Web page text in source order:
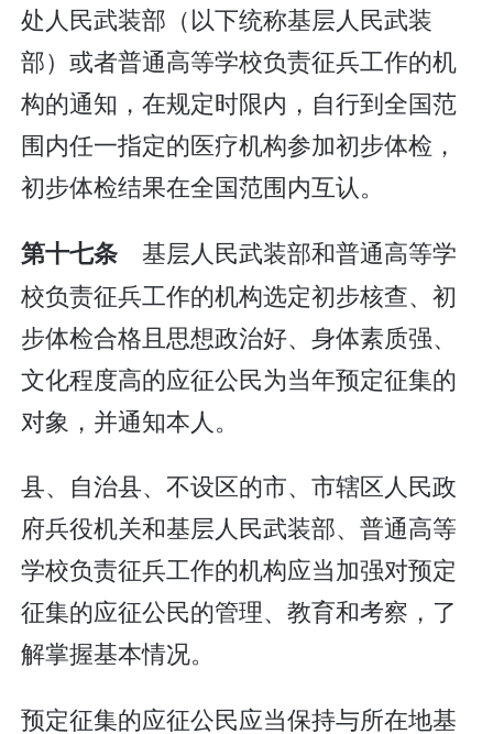
处人民武装部（以下统称基层人民武装
部）或者普通高等学校负责征兵工作的机
构的通知，在规定时限内，自行到全国范
围内任一指定的医疗机构参加初步体检，
初步体检结果在全国范围内互认。
第十七条 基层人民武装部和普通高等学
校负责征兵工作的机构选定初步核查、初
步体检合格且思想政治好、身体素质强、
文化程度高的应征公民为当年预定征集的
对象，并通知本人。
县、自治县、不设区的市、市辖区人民政
府兵役机关和基层人民武装部、普通高等
学校负责征兵工作的机构应当加强对预定
征集的应征公民的管理、教育和考察，了
解掌握基本情况。
预定征集的应征公民应当保持与所在地基